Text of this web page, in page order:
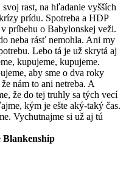
rast, na hľadanie vyšších
prídu. Spotreba a HDP
príbehu o Babylonskej veži.
neba rásť nemohla. Ani my
Lebo tá je už skrytá aj
kupujeme, kupujeme.
aby sme o dva roky
nám to ani netreba. A
že do tej truhly sa tých vecí
kým je ešte aký-taký čas.
Vychutnajme si už aj tú
Blankenship